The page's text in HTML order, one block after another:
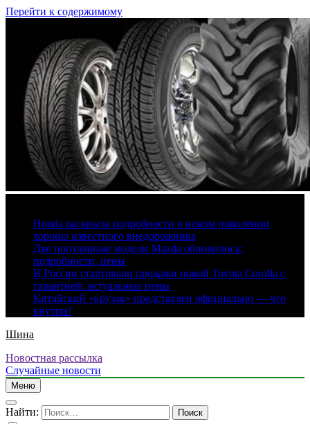
Перейти к содержимому
Honda раскрыла подробности о новом поколении
хорошо известного внедорожника
Две популярные модели Mazda обновились:
подробности, цены
В России стартовали продажи новой Toyota Corolla с
гарантией: актуальные цены
Китайский «крузак» представлен официально — что
внутри?
Шина
Новостная рассылка
Случайные новости
Меню
Найти: